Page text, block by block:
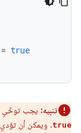
= true
تنبيه: يجب توخّي
true. ويمكن أن تؤدي